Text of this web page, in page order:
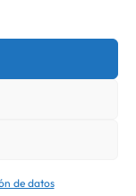
de datos
cookies (UE)
Reserved